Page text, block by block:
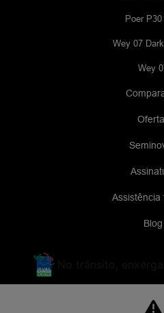
Poer P30
Wey 07
Wey
Assistência
Blog